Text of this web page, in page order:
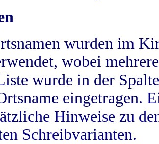
wurden im
wobei
wurde in der
eingetragen.
Hinweise zu
Schreibvarianten.